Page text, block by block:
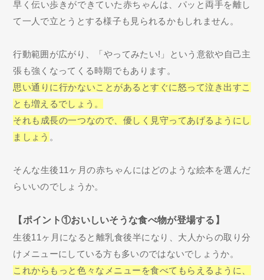
早く伝い歩きができていた赤ちゃんは、パッと両手を離し
て一人で立とうとする様子も見られるかもしれません。
行動範囲が広がり、「やってみたい!」という意欲や自己主
張も強くなってくる時期でもあります。
思い通りに行かないことがあるとすぐに怒って泣き出すこ
とも増えるでしょう。
それも成長の一つなので、優しく見守ってあげるようにし
ましょう 。
そんな生後11ヶ月の赤ちゃんにはどのような絵本を選んだ
らいいのでしょうか。
【ポイント①おいしいそうな食べ物が登場する】
生後11ヶ月になると離乳食後半になり、大人からの取り分
けメニューにしている方も多いのではないでしょうか。
これからもっと色々なメニューを食べてもらえるように、